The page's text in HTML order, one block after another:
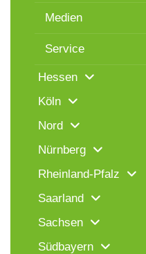
Medien
Service
Hessen
Köln
Nord
Nürnberg
Rheinland-Pfalz
Saarland
Sachsen
Südbayern